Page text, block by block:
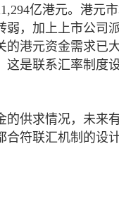
亿港元。港元
弱，加上上市公司
的港元资金需求已
这是联系汇率制度
的供求情况，未来
合符联汇机制的设